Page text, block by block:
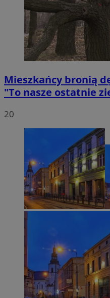
Mieszkańcy bronią
"To nasze ostatnie
20